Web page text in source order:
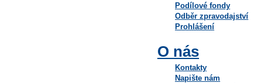
Podílové fondy
Odběr zpravodajství
Prohlášení
O nás
Kontakty
Napište nám